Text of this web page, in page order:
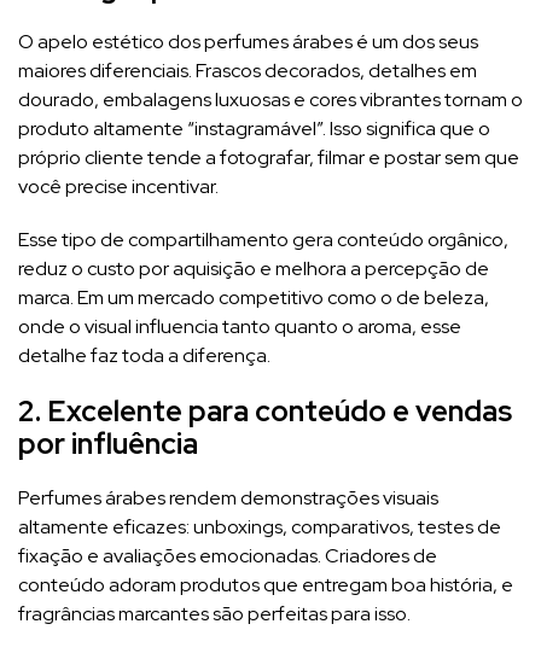
O apelo estético dos perfumes árabes é um dos seus
maiores diferenciais. Frascos decorados, detalhes em
dourado, embalagens luxuosas e cores vibrantes tornam o
produto altamente “instagramável”. Isso significa que o
próprio cliente tende a fotografar, filmar e postar sem que
você precise incentivar.
Esse tipo de compartilhamento gera conteúdo orgânico,
reduz o custo por aquisição e melhora a percepção de
marca. Em um mercado competitivo como o de beleza,
onde o visual influencia tanto quanto o aroma, esse
detalhe faz toda a diferença.
2. Excelente para conteúdo e vendas
por influência
Perfumes árabes rendem demonstrações visuais
altamente eficazes: unboxings, comparativos, testes de
fixação e avaliações emocionadas. Criadores de
conteúdo adoram produtos que entregam boa história, e
fragrâncias marcantes são perfeitas para isso.